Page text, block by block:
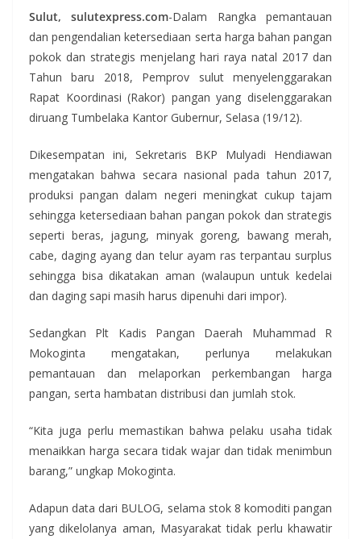
Sulut, sulutexpress.com-Dalam Rangka pemantauan
dan pengendalian ketersediaan serta harga bahan pangan
pokok dan strategis menjelang hari raya natal 2017 dan
Tahun baru 2018, Pemprov sulut menyelenggarakan
Rapat Koordinasi (Rakor) pangan yang diselenggarakan
diruang Tumbelaka Kantor Gubernur, Selasa (19/12).
Dikesempatan ini, Sekretaris BKP Mulyadi Hendiawan
mengatakan bahwa secara nasional pada tahun 2017,
produksi pangan dalam negeri meningkat cukup tajam
sehingga ketersediaan bahan pangan pokok dan strategis
seperti beras, jagung, minyak goreng, bawang merah,
cabe, daging ayang dan telur ayam ras terpantau surplus
sehingga bisa dikatakan aman (walaupun untuk kedelai
dan daging sapi masih harus dipenuhi dari impor).
Sedangkan Plt Kadis Pangan Daerah Muhammad R
Mokoginta mengatakan, perlunya melakukan
pemantauan dan melaporkan perkembangan harga
pangan, serta hambatan distribusi dan jumlah stok.
“Kita juga perlu memastikan bahwa pelaku usaha tidak
menaikkan harga secara tidak wajar dan tidak menimbun
barang,” ungkap Mokoginta.
Adapun data dari BULOG, selama stok 8 komoditi pangan
yang dikelolanya aman, Masyarakat tidak perlu khawatir